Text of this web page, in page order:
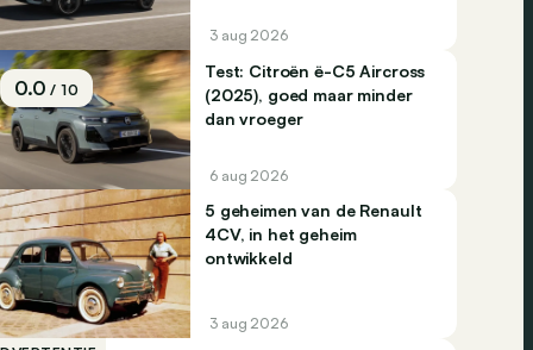
3 aug 2026
0.0/ 10
Test: Citroën ë-C5 Aircross
(2025), goed maar minder
dan vroeger
6 aug 2026
5 geheimen van de Renault
4CV, in het geheim
ontwikkeld
3 aug 2026